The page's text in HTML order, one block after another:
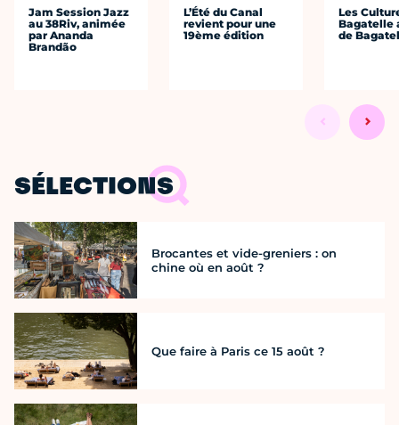
Jam Session Jazz
au 38Riv, animée
par Ananda
Brandão
L’Été du Canal
revient pour une
19ème édition
Les
Bagatelle
de
SÉLECTIONS
Brocantes et vide-greniers : on
chine où en août ?
Que faire à Paris ce 15 août ?